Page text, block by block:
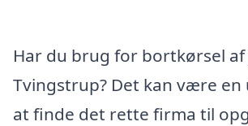
Har du brug for bortkørsel
Tvingstrup? Det kan være
at finde det rette firma til